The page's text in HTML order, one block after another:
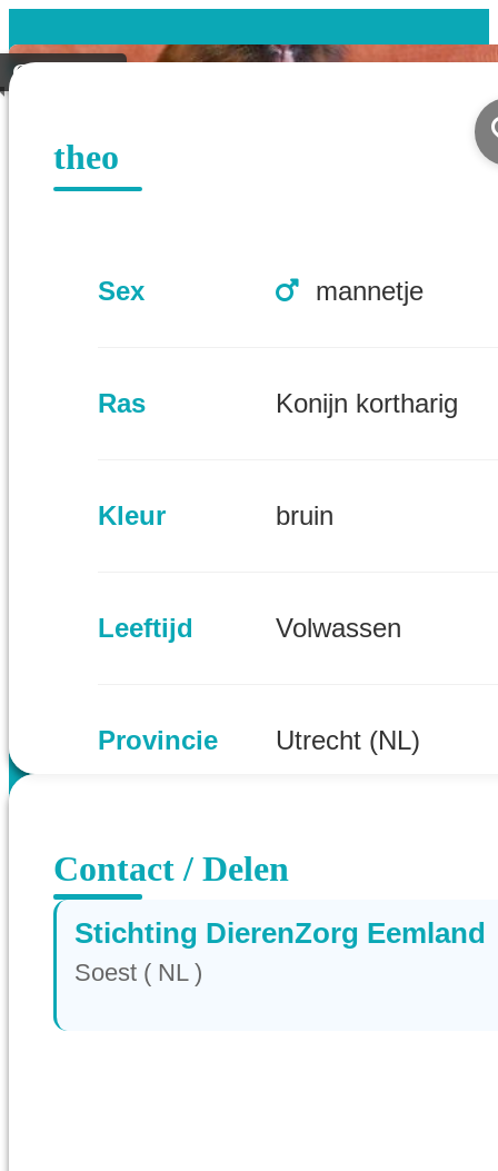
Gevonden
theo
Sex mannetje
Ras Konijn kortharig
Kleur bruin
Leeftijd Volwassen
Provincie Utrecht (NL)
Contact / Delen
Stichting DierenZorg Eemland
Soest ( NL )